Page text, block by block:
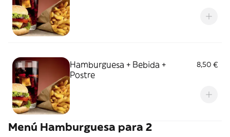
Hamburguesa + Bebida +
Postre
8,50 €
Menú Hamburguesa para 2